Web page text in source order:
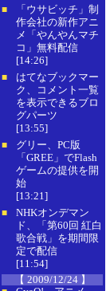
■
「ウサビッチ」制
作会社の新作アニ
メ「やんやんマチ
コ」無料配信
[14:26]
■
はてなブックマー
ク、コメント一覧
を表示できるブロ
グパーツ
[13:55]
■
グリー、PC版
「GREE」でFlash
ゲームの提供を開
始
[13:21]
■
NHKオンデマン
ド、「第60回 紅白
歌合戦」を期間限
定で配信
[11:54]
【 2009/12/24 】